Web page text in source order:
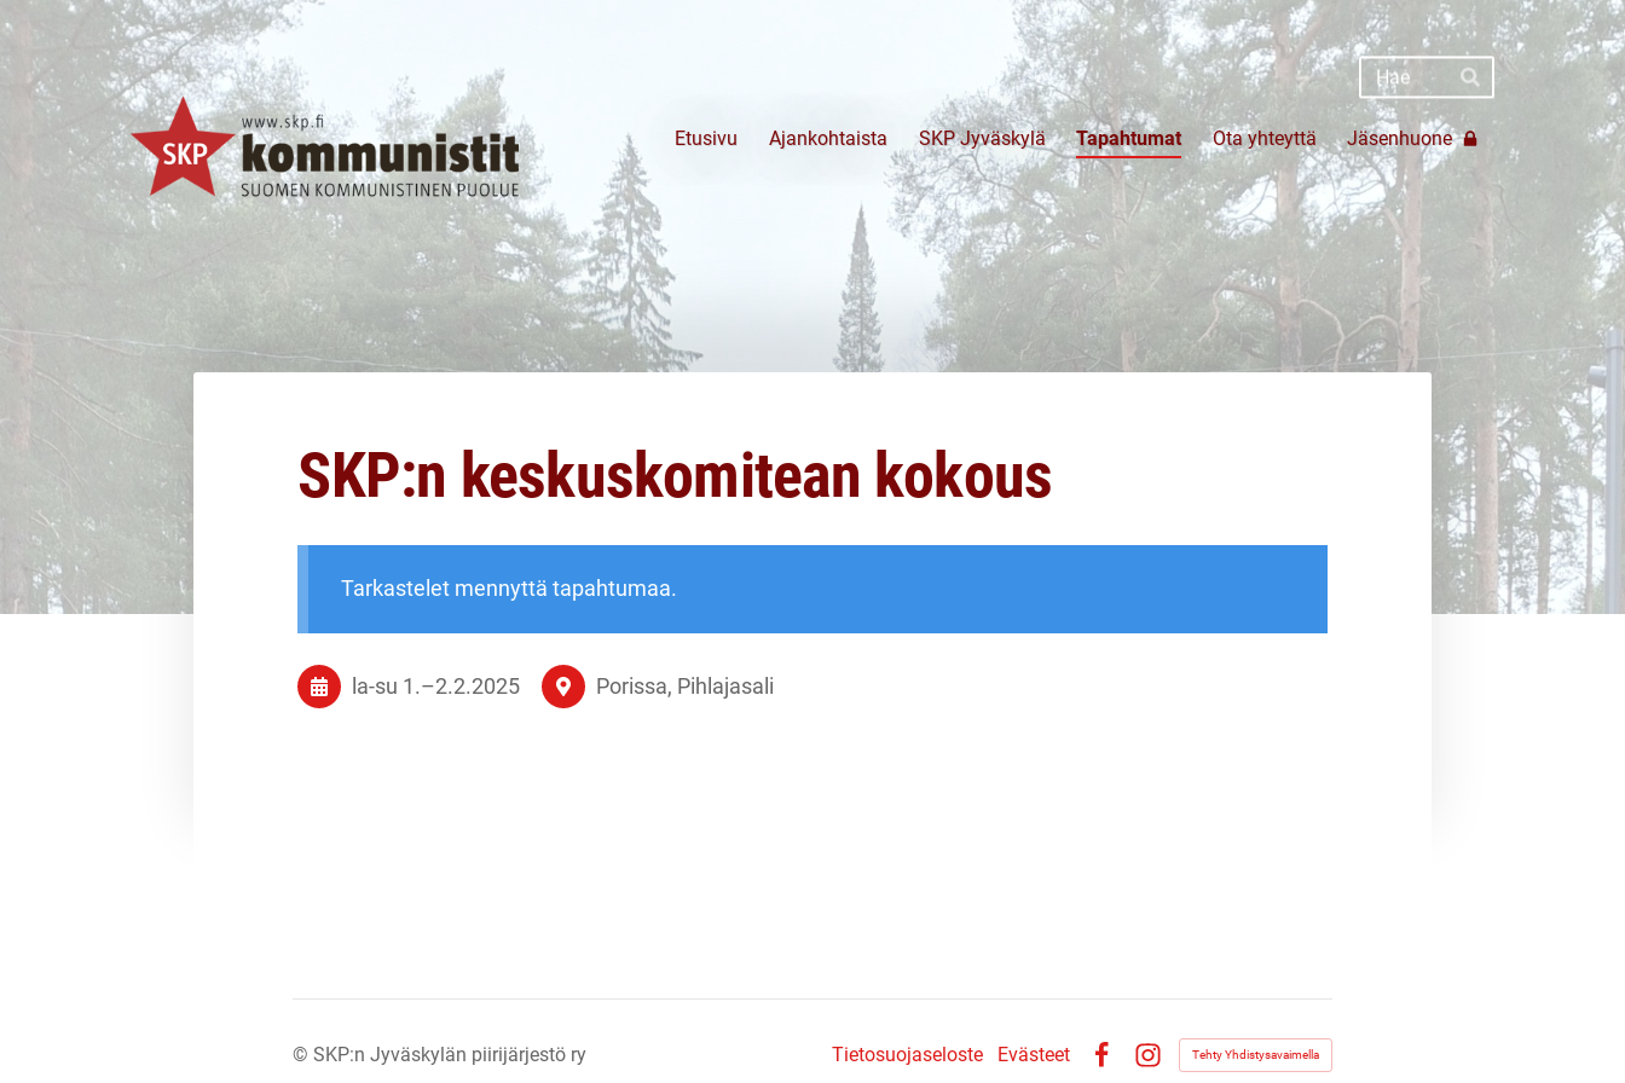
sivun
sisältöön
Haku
Hae
SKP Jyväskylä
Etusivu Ajankohtaista SKP Jyväskylä Tapahtumat Ota yhteyttä Jäsenhuone
SKP:n keskuskomitean kokous
Tarkastelet mennyttä tapahtumaa.
la-su 1.–2.2.2025 Porissa, Pihlajasali
© SKP:n Jyväskylän piirijärjestö ry Tietosuojaseloste
Evästeet
Instagram
Tehty Yhdistysavaimella